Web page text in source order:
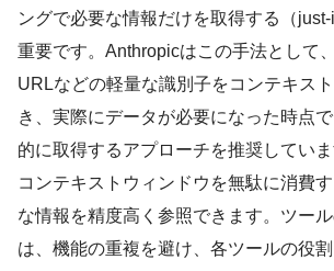
ングで必要な情報だけを取得する（
重要です。Anthropicはこの手法として
URLなどの軽量な識別子をコンテキス
き、実際にデータが必要になった時点
的に取得するアプローチを推奨していま
コンテキストウィンドウを無駄に消費
な情報を精度高く参照できます。ツー
は、機能の重複を避け、各ツールの役